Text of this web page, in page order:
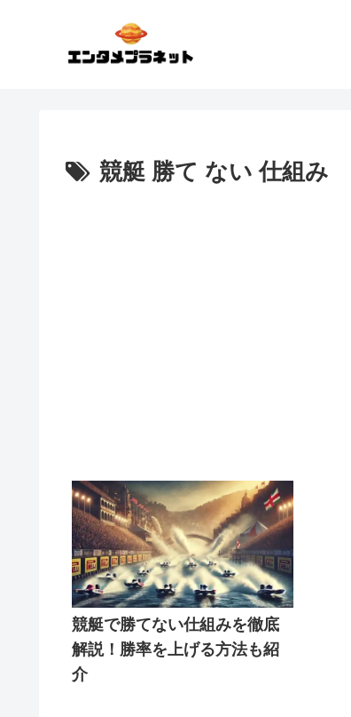
競艇 勝て ない 仕組み
競艇で勝てない仕組みを徹底
解説！勝率を上げる方法も紹
介